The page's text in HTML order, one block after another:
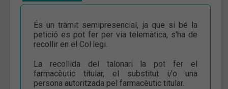
És un tràmit semipresencial, ja que si bé la
petició es pot fer per via telemàtica, s'ha de
recollir en el Col·legi.
La recollida del talonari la pot fer el
farmacèutic titular, el substitut i/o una
persona autoritzada pel farmacèutic titular.